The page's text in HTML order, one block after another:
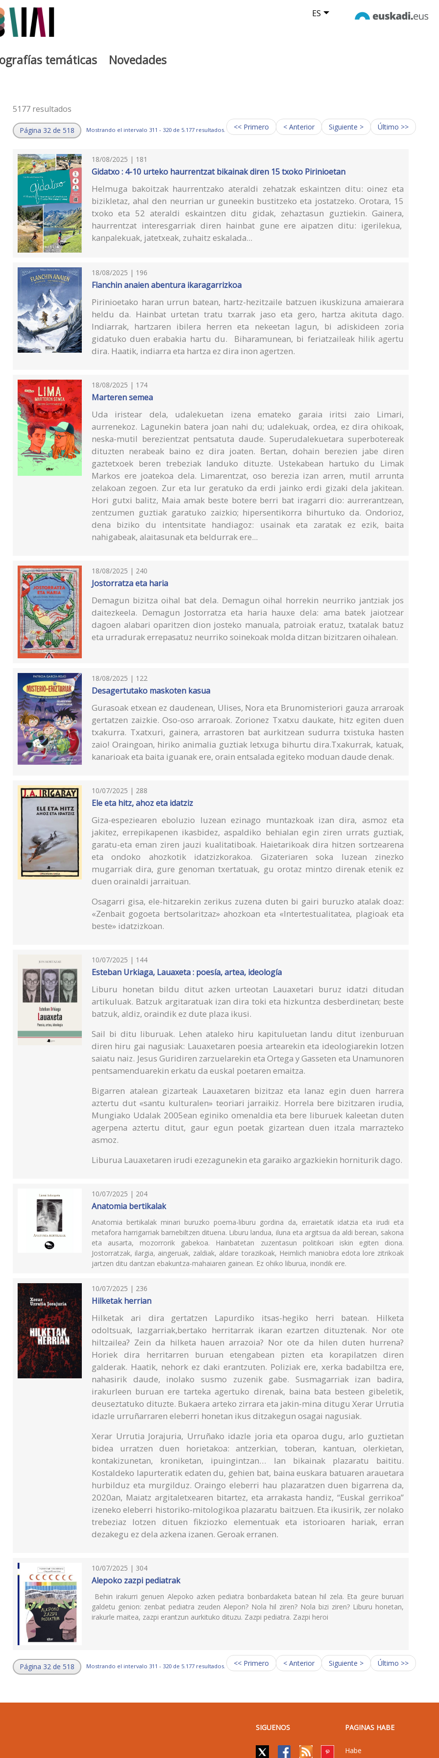
ES
temáticas Novedades
5177 resultados
Página 32 de 518 Mostrando el intervalo 311 - 320 de 5.177 resultados. << Primero < Anterior Siguiente > Último >>
18/08/2025 | 181
Gidatxo : 4-10 urteko haurrentzat bikainak diren 15 txoko Pirinioetan
Helmuga bakoitzak haurrentzako ateraldi zehatzak eskaintzen ditu: oinez eta
bizikletaz, ahal den neurrian ur guneekin bustitzeko eta jostatzeko. Orotara, 15
txoko eta 52 ateraldi eskaintzen ditu gidak, zehaztasun guztiekin. Gainera,
haurrentzat interesgarriak diren hainbat gune ere aipatzen ditu: igerilekua,
kanpalekuak, jatetxeak, zuhaitz eskalada...
18/08/2025 | 196
Flanchin anaien abentura ikaragarrizkoa
Pirinioetako haran urrun batean, hartz-hezitzaile batzuen ikuskizuna amaierara
heldu da. Hainbat urtetan tratu txarrak jaso eta gero, hartza akituta dago.
Indiarrak, hartzaren ibilera herren eta nekeetan lagun, bi adiskideen zoria
gidatuko duen erabakia hartu du. Biharamunean, bi feriatzaileak hilik agertu
dira. Haatik, indiarra eta hartza ez dira inon agertzen.
18/08/2025 | 174
Marteren semea
Uda iristear dela, udalekuetan izena emateko garaia iritsi zaio Limari,
aurrenekoz. Lagunekin batera joan nahi du; udalekuak, ordea, ez dira ohikoak,
neska-mutil berezientzat pentsatuta daude. Superudalekuetara superbotereak
dituzten nerabeak baino ez dira joaten. Bertan, dohain berezien jabe diren
gaztetxoek beren trebeziak landuko dituzte. Ustekabean hartuko du Limak
Markos ere joatekoa dela. Limarentzat, oso berezia izan arren, mutil arrunta
zelakoan zegoen. Zur eta lur geratuko da erdi jainko erdi gizaki dela jakitean.
Hori gutxi balitz, Maia amak beste botere berri bat iragarri dio: aurrerantzean,
zentzumen guztiak garatuko zaizkio; hipersentikorra bihurtuko da. Ondorioz,
dena biziko du intentsitate handiagoz: usainak eta zaratak ez ezik, baita
nahigabeak, alaitasunak eta beldurrak ere...
18/08/2025 | 240
Jostorratza eta haria
Demagun bizitza oihal bat dela. Demagun oihal horrekin neurriko jantziak jos
daitezkeela. Demagun Jostorratza eta haria hauxe dela: ama batek jaiotzear
dagoen alabari oparitzen dion josteko manuala, patroiak eratuz, txatalak batuz
eta urradurak errepasatuz neurriko soinekoak molda ditzan bizitzaren oihalean.
18/08/2025 | 122
Desagertutako maskoten kasua
Gurasoak etxean ez daudenean, Ulises, Nora eta Brunomisteriori gauza arraroak
gertatzen zaizkie. Oso-oso arraroak. Zorionez Txatxu daukate, hitz egiten duen
txakurra. Txatxuri, gainera, arrastoren bat aurkitzean sudurra txistuka hasten
zaio! Oraingoan, hiriko animalia guztiak letxuga bihurtu dira.Txakurrak, katuak,
kanarioak eta baita iguanak ere, orain entsalada egiteko moduan daude denak.
10/07/2025 | 288
Ele eta hitz, ahoz eta idatziz
Giza-espeziearen eboluzio luzean ezinago muntazkoak izan dira, asmoz eta
jakitez, errepikapenen ikasbidez, aspaldiko behialan egin ziren urrats guztiak,
garatu-eta eman ziren jauzi kualitatiboak. Haietarikoak dira hitzen sortzearena
eta ondoko ahozkotik idatzizkorakoa. Gizateriaren soka luzean zinezko
mugarriak dira, gure genoman txertatuak, gu orotaz mintzo direnak etenik ez
duen orainaldi jarraituan.
Osagarri gisa, ele-hitzarekin zerikus zuzena duten bi gairi buruzko atalak doaz:
«Zenbait gogoeta bertsolaritzaz» ahozkoan eta «Intertestualitatea, plagioak eta
beste» idatzizkoan.
10/07/2025 | 144
Esteban Urkiaga, Lauaxeta : poesía, artea, ideología
Liburu honetan bildu ditut azken urteotan Lauaxetari buruz idatzi ditudan
artikuluak. Batzuk argitaratuak izan dira toki eta hizkuntza desberdinetan; beste
batzuk, aldiz, oraindik ez dute plaza ikusi.
Sail bi ditu liburuak. Lehen ataleko hiru kapituluetan landu ditut izenburuan
diren hiru gai nagusiak: Lauaxetaren poesia artearekin eta ideologiarekin lotzen
saiatu naiz. Jesus Guridiren zarzuelarekin eta Ortega y Gasseten eta Unamunoren
pentsamenduarekin erkatu da euskal poetaren emaitza.
Bigarren atalean gizarteak Lauaxetaren bizitzaz eta lanaz egin duen harrera
aztertu dut «santu kulturalen» teoriari jarraikiz. Horrela bere bizitzaren irudia,
Mungiako Udalak 2005ean eginiko omenaldia eta bere liburuek kaleetan duten
agerpena aztertu ditut, gaur egun poetak gizartean duen itzala marrazteko
asmoz.
Liburua Lauaxetaren irudi ezezagunekin eta garaiko argazkiekin horniturik dago.
10/07/2025 | 204
Anatomia bertikalak
Anatomia bertikalak minari buruzko poema-liburu gordina da, erraietatik idatzia eta irudi eta
metafora harrigarriak barnebiltzen dituena. Liburu landua, iluna eta argitsua da aldi berean, sakona
eta ausarta, mozorrorik gabekoa. Hainbatetan zuzentasun politikoari iskin egiten diona.
Jostorratzak, ilargia, aingeruak, zaldiak, aldare torazikoak, Heimlich maniobra edota lore zitrikoak
jartzen ditu dantzan ebakuntza-mahaiaren gainean. Ez ohiko liburua, inondik ere.
10/07/2025 | 236
Hilketak herrian
Hilketak ari dira gertatzen Lapurdiko itsas-hegiko herri batean. Hilketa
odoltsuak, lazgarriak,bertako herritarrak ikaran ezartzen dituztenak. Nor ote
hiltzailea? Zein da hilketa hauen arrazoia? Nor ote da hilen duten hurrena?
Horiek dira herritarren buruan etengabean pizten eta korapilatzen diren
galderak. Haatik, nehork ez daki erantzuten. Poliziak ere, xerka badabiltza ere,
nahasirik daude, inolako susmo zuzenik gabe. Susmagarriak izan badira,
irakurleen buruan ere tarteka agertuko direnak, baina bata besteen gibeletik,
deuseztatuko dituzte. Bukaera arteko zirrara eta jakin-mina ditugu Xerar Urrutia
idazle urruñarraren eleberri honetan ikus ditzakegun osagai nagusiak.
Xerar Urrutia Jorajuria, Urruñako idazle joria eta oparoa dugu, arlo guztietan
bidea urratzen duen horietakoa: antzerkian, toberan, kantuan, olerkietan,
kontakizunetan, kroniketan, ipuingintzan… lan bikainak plazaratu baititu.
Kostaldeko lapurteratik edaten du, gehien bat, baina euskara batuaren arauetara
hurbilduz eta murgilduz. Oraingo eleberri hau plazaratzen duen bigarrena da,
2020an, Maiatz argitaletxearen bitartez, eta arrakasta handiz, “Euskal gerrikoa”
izeneko eleberri historiko-mitologikoa plazaratu baitzuen. Eta ikusirik, zer nolako
trebeziaz lotzen dituen fikziozko elementuak eta istorioaren hariak, erran
dezakegu ez dela azkena izanen. Geroak erranen.
10/07/2025 | 304
Alepoko zazpi pediatrak
Behin irakurri genuen Alepoko azken pediatra bonbardaketa batean hil zela. Eta geure buruari
galdetu genion: zenbat pediatra zeuden Alepon? Nola hil ziren? Nola bizi ziren? Liburu honetan,
irakurle maitea, zazpi erantzun aurkituko dituzu. Zazpi pediatra. Zazpi heroi
Página 32 de 518 Mostrando el intervalo 311 - 320 de 5.177 resultados. << Primero < Anterior Siguiente > Último >>
SIGUENOS PAGINAS HABE
Habe